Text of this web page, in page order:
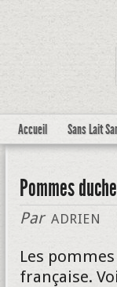
Accueil Sans Lait
Pommes
Par ADRIEN
Les
française.